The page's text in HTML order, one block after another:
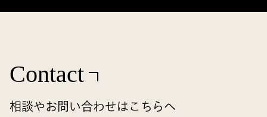
Contact
相談やお問い合わせはこちらへ